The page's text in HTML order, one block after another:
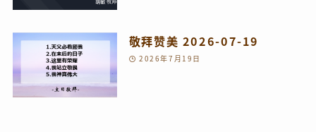
敬拜赞美 2026-07-19
2026年7月19日